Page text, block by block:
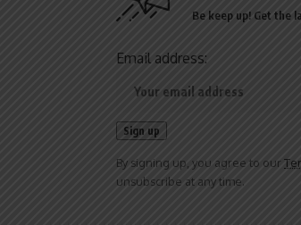
Be keep up! Get the
Email address:
By signing up, you agree to our
unsubscribe at any time.